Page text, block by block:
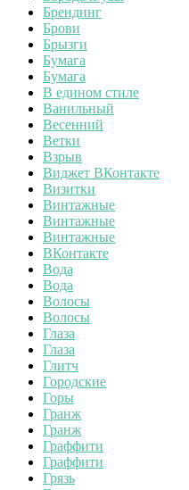
Брендинг
Брови
Брызги
Бумага
Бумага
В едином стиле
Ванильный
Весенний
Ветки
Взрыв
Виджет ВКонтакте
Визитки
Винтажные
Винтажные
Винтажные
ВКонтакте
Вода
Вода
Волосы
Волосы
Глаза
Глаза
Глитч
Городские
Горы
Гранж
Гранж
Граффити
Граффити
Грязь